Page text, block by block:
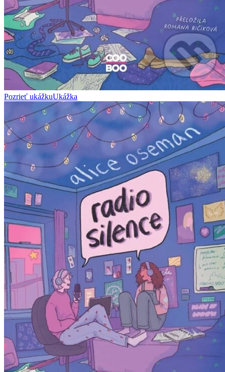
Pozrieť ukážkuUkážka